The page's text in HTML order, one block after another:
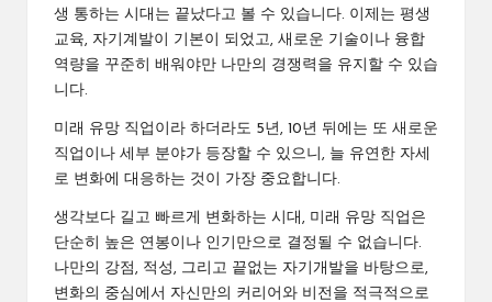
생 통하는 시대는 끝났다고 볼 수 있습니다. 이제는 평생
교육, 자기계발이 기본이 되었고, 새로운 기술이나 융합
역량을 꾸준히 배워야만 나만의 경쟁력을 유지할 수 있습
니다.
미래 유망 직업이라 하더라도 5년, 10년 뒤에는 또 새로운
직업이나 세부 분야가 등장할 수 있으니, 늘 유연한 자세
로 변화에 대응하는 것이 가장 중요합니다.
생각보다 길고 빠르게 변화하는 시대, 미래 유망 직업은
단순히 높은 연봉이나 인기만으로 결정될 수 없습니다.
나만의 강점, 적성, 그리고 끝없는 자기개발을 바탕으로,
변화의 중심에서 자신만의 커리어와 비전을 적극적으로